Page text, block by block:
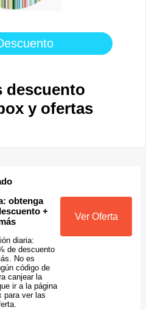
descuento
y ofertas
obtenga
+
diaria:
de descuento
No es
código de
canjear la
ir a la página
para ver las
Ver Oferta